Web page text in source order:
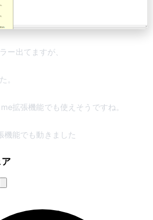
ー出てますが、
。
拡張機能でも使えそうですね。
能でも動きました